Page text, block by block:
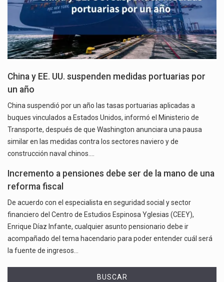
China y EE. UU. suspenden medidas portuarias por
un año
China suspendió por un año las tasas portuarias aplicadas a
buques vinculados a Estados Unidos, informó el Ministerio de
Transporte, después de que Washington anunciara una pausa
similar en las medidas contra los sectores naviero y de
construcción naval chinos.…
Incremento a pensiones debe ser de la mano de una
reforma fiscal
De acuerdo con el especialista en seguridad social y sector
financiero del Centro de Estudios Espinosa Yglesias (CEEY),
Enrique Díaz Infante, cualquier asunto pensionario debe ir
acompañado del tema hacendario para poder entender cuál será
la fuente de ingresos…
BUSCAR